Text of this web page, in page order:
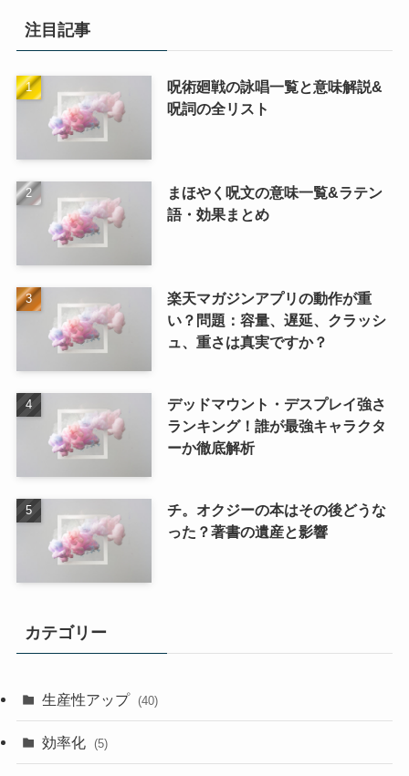
注目記事
呪術廻戦の詠唱一覧と意味解説&
呪詞の全リスト
まほやく呪文の意味一覧&ラテン
語・効果まとめ
楽天マガジンアプリの動作が重
い？問題：容量、遅延、クラッシ
ュ、重さは真実ですか？
デッドマウント・デスプレイ強さ
ランキング！誰が最強キャラクタ
ーか徹底解析
チ。オクジーの本はその後どうな
った？著書の遺産と影響
カテゴリー
生産性アップ (40)
効率化 (5)